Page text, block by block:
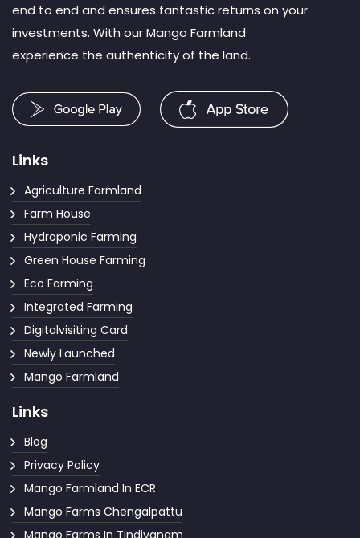
end to end and ensures fantastic returns on your
investments. With our Mango Farmland
experience the authenticity of the land.
Links
Agriculture Farmland
Farm House
Hydroponic Farming
Green House Farming
Eco Farming
Integrated Farming
Digitalvisiting Card
Newly Launched
Mango Farmland
Links
Blog
Privacy Policy
Mango Farmland In ECR
Mango Farms Chengalpattu
Mango Farms In Tindivanam